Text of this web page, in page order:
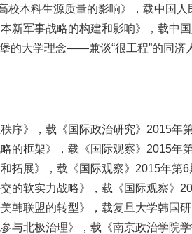
校本科生源质量的影响》，载中国
新军事战略的构建和影响》，载中
的大学理念——兼谈“很工程”的同济
序》，载《国际政治研究》2015年
的框架》，载《国际观察》2015年
拓展》，载《国际观察》2015年第6
的软实力战略》，载《国际观察》
韩联盟的转型》，载复旦大学韩国
与北极治理》，载《南京政治学院